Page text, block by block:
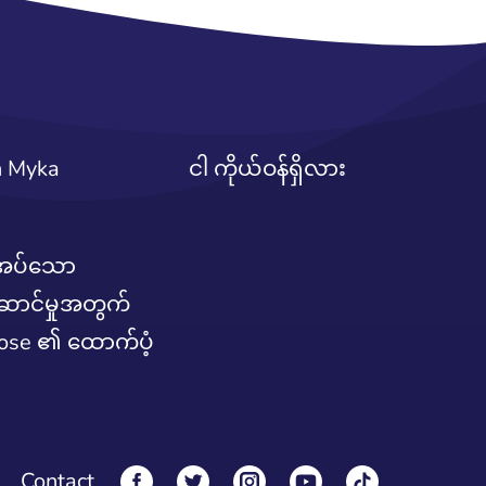
ငါ ကိုယ်ဝန်ရှိလား
ပ်သော
ာင်မှုအတွက်
၏ ထောက်ပံ့